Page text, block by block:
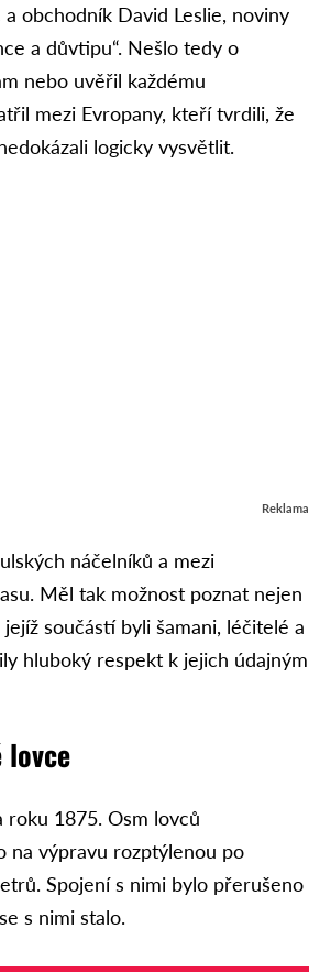
obchodník David Leslie, noviny
a důvtipu“. Nešlo tedy o
nebo uvěřil každému
mezi Evropany, kteří tvrdili, že
logicky vysvětlit.
Reklama
náčelníků a mezi
Měl tak možnost poznat nejen
součástí byli šamani, léčitelé a
hluboký respekt k jejich údajným
lovce
roku 1875. Osm lovců
na výpravu rozptýlenou po
Spojení s nimi bylo přerušeno
s nimi stalo.